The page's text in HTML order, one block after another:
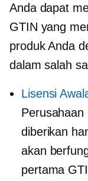
Anda dapat
GTIN yang
produk Anda
dalam salah
Lisensi
diberikan
akan
pertama